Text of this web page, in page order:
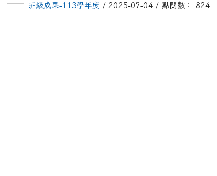
班級成果-113學年度 / 2025-07-04 / 點閱數： 824